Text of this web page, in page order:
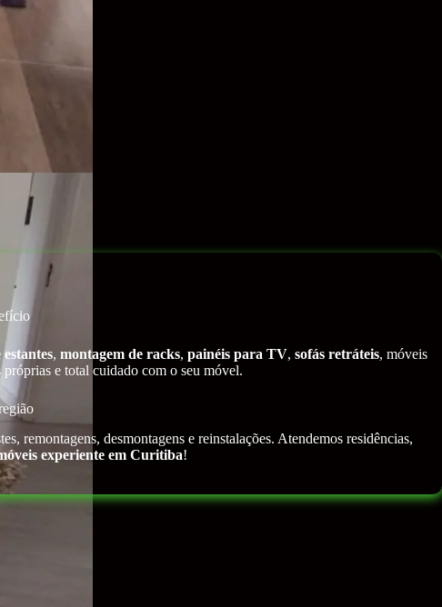
, montagem de racks, painéis para TV, sofás retráteis, móveis
e total cuidado com o seu móvel.
remontagens, desmontagens e reinstalações. Atendemos residências,
experiente em Curitiba!